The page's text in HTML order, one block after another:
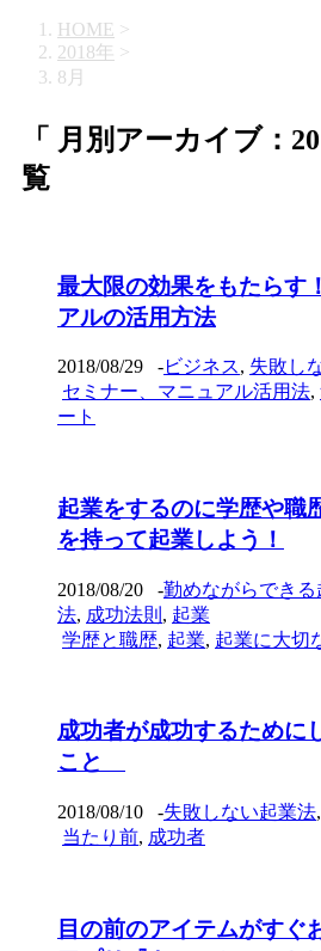
HOME >
2018年 >
8月
「 月別アーカイブ：
覧
最大限の効果をもたらす
アルの活用方法
2018/08/29 -ビジネス, 失敗し
セミナー、マニュアル活用法,
ート
起業をするのに学歴や職
を持って起業しよう！
2018/08/20 -勤めながらできる
法, 成功法則 , 起業
学歴と職歴, 起業, 起業に大切
成功者が成功するために
こと
2018/08/10 -失敗しない起業法,
当たり前, 成功者
目の前のアイテムがすぐ